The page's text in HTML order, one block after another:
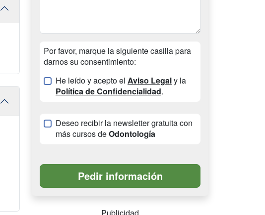
Por favor, marque la siguiente casilla para
darnos su consentimiento:
He leído y acepto el Aviso Legaly la
Política de Confidencialidad.
Deseo recibir la newsletter gratuita con
más cursos deOdontología